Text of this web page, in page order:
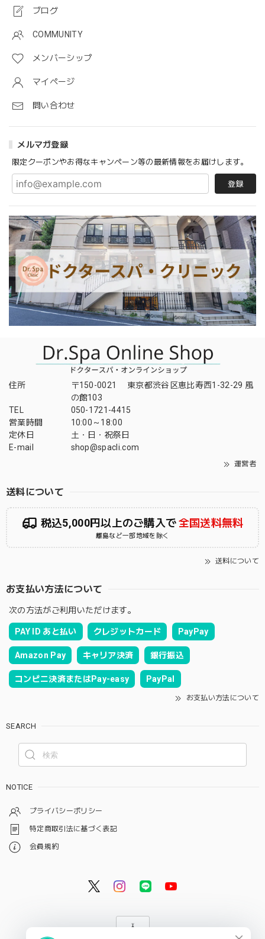
ブログ
COMMUNITY
メンバーシップ
マイページ
問い合わせ
メルマガ登録
限定クーポンやお得なキャンペーン等の最新情報をお届けします。
登録
住所
〒150-0021 東京都渋谷区恵比寿西1-32-29 風
の館103
TEL
050-1721-4415
営業時間
10:00～18:00
定休日
土・日・祝祭日
E-mail
shop@spacli.com
運営者
送料について
税込5,000円以上のご購入で全国送料無料
離島など一部地域を除く
送料について
お支払い方法について
次の方法がご利用いただけます。
PAY ID あと払い クレジットカード PayPay
Amazon Pay キャリア決済 銀行振込
コンビニ決済またはPay-easy PayPal
お支払い方法について
SEARCH
NOTICE
プライバシーポリシー
特定商取引法に基づく表記
会員規約